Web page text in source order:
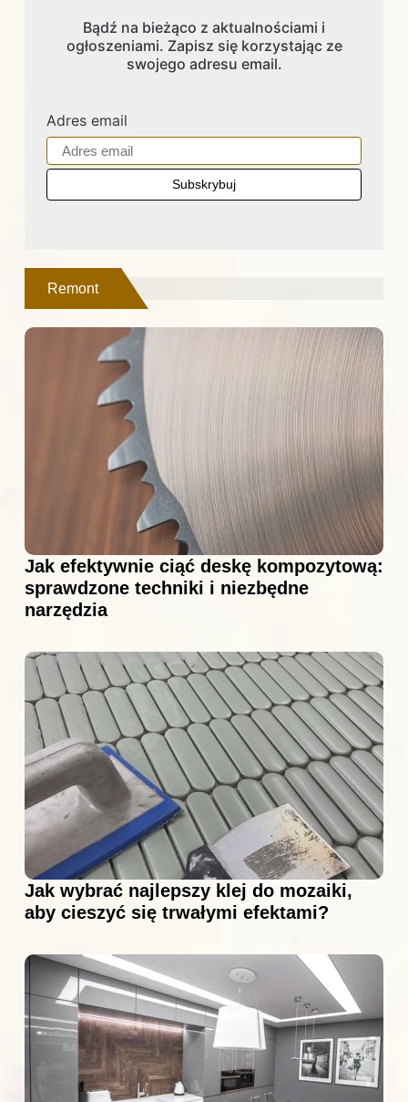
Bądź na bieżąco z aktualnościami i
ogłoszeniami. Zapisz się korzystając ze
swojego adresu email.
Adres email
Remont
Jak efektywnie ciąć deskę kompozytową:
sprawdzone techniki i niezbędne
narzędzia
Jak wybrać najlepszy klej do mozaiki,
aby cieszyć się trwałymi efektami?